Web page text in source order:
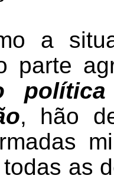
a
parte
, hão
as